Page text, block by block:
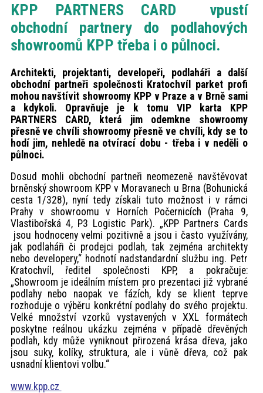
KPP PARTNERS CARD vpustí
obchodní partnery do podlahových
showroomů KPP třeba i o půlnoci.
Architekti, projektanti, developeři, podlaháři a další
obchodní partneři společnosti Kratochvíl parket profi
mohou navštívit showroomy KPP v Praze a v Brně sami
a kdykoli. Opravňuje je k tomu VIP karta KPP
PARTNERS CARD, která jim odemkne showroomy
přesně ve chvíli showroomy přesně ve chvíli, kdy se to
hodí jim, nehledě na otvírací dobu - třeba i v neděli o
půlnoci.
Dosud mohli obchodní partneři neomezeně navštěvovat
brněnský showroom KPP v Moravanech u Brna (Bohunická
cesta 1/328), nyní tedy získali tuto možnost i v rámci
Prahy v showroomu v Horních Počernicích (Praha 9,
Vlastibořská 4, P3 Logistic Park). „KPP Partners Cards
jsou hodnoceny velmi pozitivně a jsou i často využívány,
jak podlaháři či prodejci podlah, tak zejména architekty
nebo developery,“ hodnotí nadstandardní službu ing. Petr
Kratochvíl, ředitel společnosti KPP, a pokračuje:
„Showroom je ideálním místem pro prezentaci již vybrané
podlahy nebo naopak ve fázích, kdy se klient teprve
rozhoduje o výběru konkrétní podlahy do svého projektu.
Velké množství vzorků vystavených v XXL formátech
poskytne reálnou ukázku zejména v případě dřevěných
podlah, kdy může vyniknout přirozená krása dřeva, jako
jsou suky, kolíky, struktura, ale i vůně dřeva, což pak
usnadní klientovi volbu.“
www.kpp.cz